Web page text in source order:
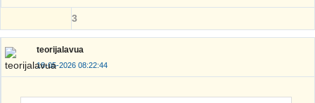
3
teorijalavua
18-05-2026 08:22:44